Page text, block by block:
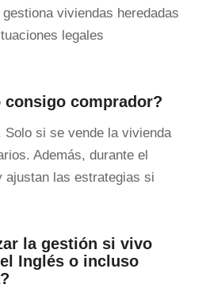
viviendas heredadas
legales
consigo comprador?
Solo si se vende la vivienda
Además, durante el
ajustan las estrategias si
la gestión si vivo
Inglés o incluso